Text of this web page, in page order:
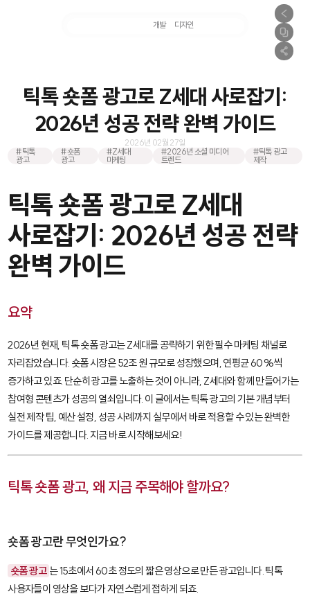
개발 디자인
틱톡 숏폼 광고로 Z세대 사로잡기:
2026년 성공 전략 완벽 가이드
2026년 02월 27일
#틱톡
광고
#숏폼
광고
#Z세대
마케팅
#2026년 소셜 미디어
트렌드
#틱톡 광고
제작
틱톡 숏폼 광고로 Z세대
사로잡기: 2026년 성공 전략
완벽 가이드
요약
2026년 현재, 틱톡 숏폼 광고는 Z세대를 공략하기 위한 필수 마케팅 채널로
자리잡았습니다. 숏폼 시장은 52조 원 규모로 성장했으며, 연평균 60%씩
증가하고 있죠. 단순히 광고를 노출하는 것이 아니라, Z세대와 함께 만들어가는
참여형 콘텐츠가 성공의 열쇠입니다. 이 글에서는 틱톡 광고의 기본 개념부터
실전 제작 팁, 예산 설정, 성공 사례까지 실무에서 바로 적용할 수 있는 완벽한
가이드를 제공합니다. 지금 바로 시작해보세요!
틱톡 숏폼 광고, 왜 지금 주목해야 할까요?
숏폼 광고란 무엇인가요?
숏폼 광고 는 15초에서 60초 정도의 짧은 영상으로 만든 광고입니다. 틱톡
사용자들이 영상을 보다가 자연스럽게 접하게 되죠.